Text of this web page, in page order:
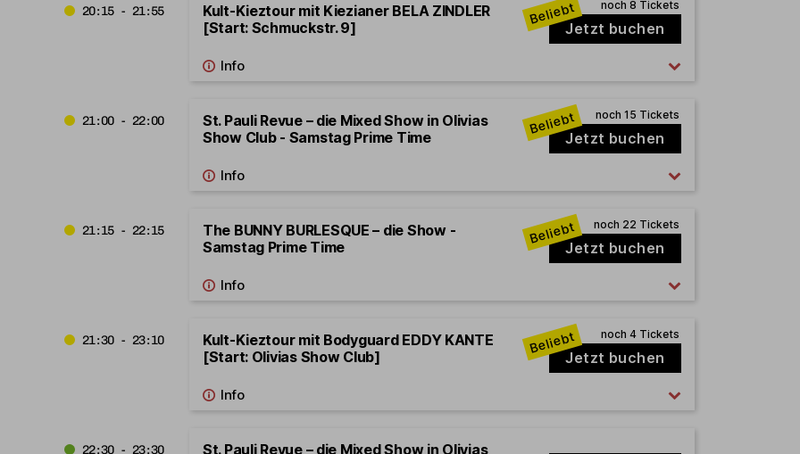
20:15 - 21:55
Kult-Kieztour mit Kiezianer BELA ZINDLER
[Start: Schmuckstr. 9]
Jetzt buchen
21:00 - 22:00
St. Pauli Revue – die Mixed Show in Olivias
Show Club - Samstag Prime Time
Jetzt buchen
21:15 - 22:15
The BUNNY BURLESQUE – die Show -
Samstag Prime Time
Jetzt buchen
21:30 - 23:10
Kult-Kieztour mit Bodyguard EDDY KANTE
[Start: Olivias Show Club]
Jetzt buchen
22:30 - 23:30
St. Pauli Revue – die Mixed Show in Olivias